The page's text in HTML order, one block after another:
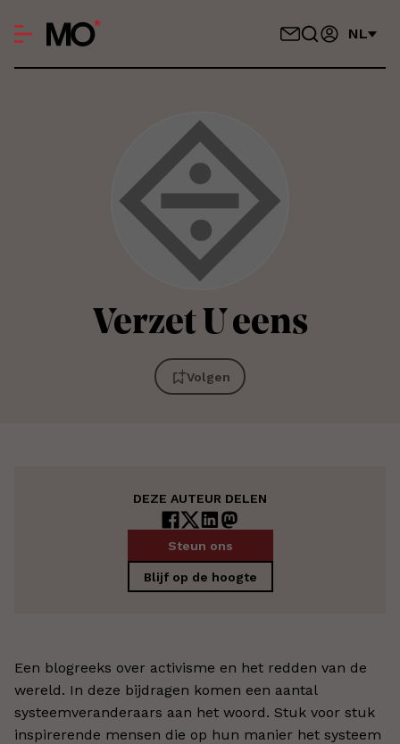
NL
Verzet U eens
Volgen
DEZE AUTEUR DELEN
Steun ons
Blijf op de hoogte
Een blogreeks over activisme en het redden van de
wereld. In deze bijdragen komen een aantal
systeemveranderaars aan het woord. Stuk voor stuk
inspirerende mensen die op hun manier het systeem